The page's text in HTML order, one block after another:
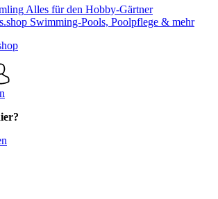
Alles für den Hobby-Gärtner
Swimming-Pools, Poolpflege & mehr